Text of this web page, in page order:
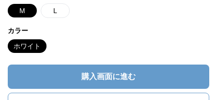
M L
カラー
ホワイト
購入画面に進む